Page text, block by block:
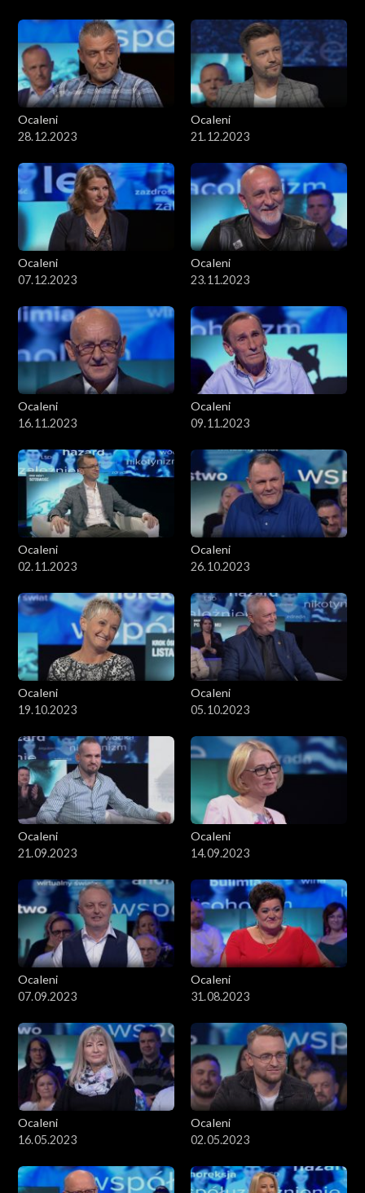
Ocaleni
28.12.2023
Ocaleni
21.12.2023
Ocaleni
07.12.2023
Ocaleni
23.11.2023
Ocaleni
16.11.2023
Ocaleni
09.11.2023
Ocaleni
02.11.2023
Ocaleni
26.10.2023
Ocaleni
19.10.2023
Ocaleni
05.10.2023
Ocaleni
21.09.2023
Ocaleni
14.09.2023
Ocaleni
07.09.2023
Ocaleni
31.08.2023
Ocaleni
16.05.2023
Ocaleni
02.05.2023